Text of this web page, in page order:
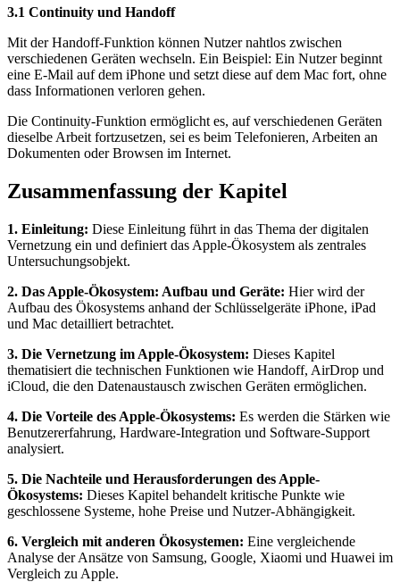
3.1 Continuity und Handoff
Mit der Handoff-Funktion können Nutzer nahtlos zwischen
verschiedenen Geräten wechseln. Ein Beispiel: Ein Nutzer beginnt
eine E-Mail auf dem iPhone und setzt diese auf dem Mac fort, ohne
dass Informationen verloren gehen.
Die Continuity-Funktion ermöglicht es, auf verschiedenen Geräten
dieselbe Arbeit fortzusetzen, sei es beim Telefonieren, Arbeiten an
Dokumenten oder Browsen im Internet.
Zusammenfassung der Kapitel
1. Einleitung: Diese Einleitung führt in das Thema der digitalen
Vernetzung ein und definiert das Apple-Ökosystem als zentrales
Untersuchungsobjekt.
2. Das Apple-Ökosystem: Aufbau und Geräte: Hier wird der
Aufbau des Ökosystems anhand der Schlüsselgeräte iPhone, iPad
und Mac detailliert betrachtet.
3. Die Vernetzung im Apple-Ökosystem: Dieses Kapitel
thematisiert die technischen Funktionen wie Handoff, AirDrop und
iCloud, die den Datenaustausch zwischen Geräten ermöglichen.
4. Die Vorteile des Apple-Ökosystems: Es werden die Stärken wie
Benutzererfahrung, Hardware-Integration und Software-Support
analysiert.
5. Die Nachteile und Herausforderungen des Apple-
Ökosystems: Dieses Kapitel behandelt kritische Punkte wie
geschlossene Systeme, hohe Preise und Nutzer-Abhängigkeit.
6. Vergleich mit anderen Ökosystemen: Eine vergleichende
Analyse der Ansätze von Samsung, Google, Xiaomi und Huawei im
Vergleich zu Apple.